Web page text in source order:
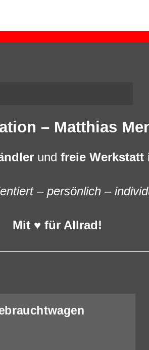
– Matthias
und freie Werkstatt
– persönlich –
Mit ♥ für Allrad!